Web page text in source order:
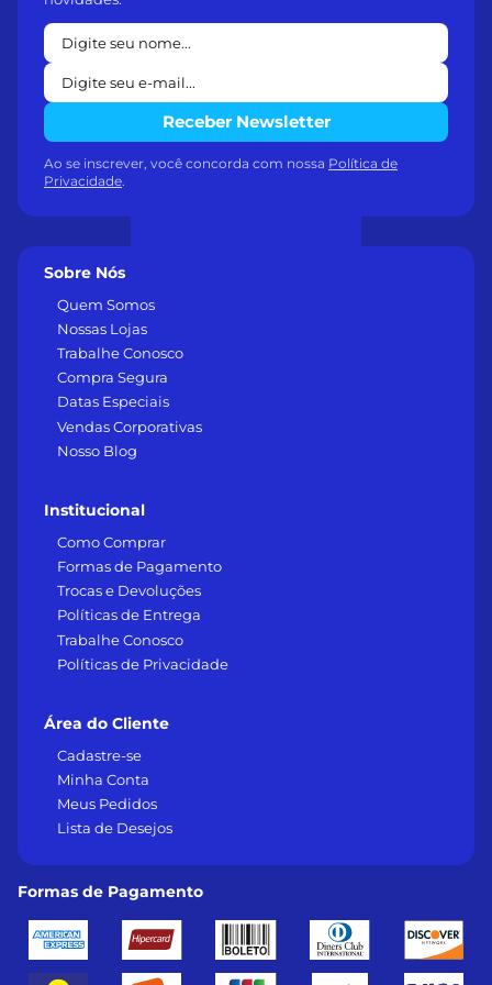
Sobre Nós
Quem Somos
Nossas Lojas
Trabalhe Conosco
Compra Segura
Datas Especiais
Vendas Corporativas
Nosso Blog
Institucional
Como Comprar
Formas de Pagamento
Trocas e Devoluções
Políticas de Entrega
Trabalhe Conosco
Políticas de Privacidade
Área do Cliente
Cadastre-se
Minha Conta
Meus Pedidos
Lista de Desejos
Receber Newsletter
Ao se inscrever, você concorda com nossa Política de
Privacidade
Formas de Pagamento